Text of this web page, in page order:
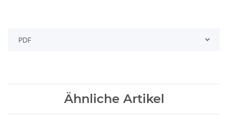
PDF
Ähnliche Artikel